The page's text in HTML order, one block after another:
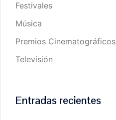
Festivales
Música
Premios Cinematográficos
Televisión
Entradas recientes